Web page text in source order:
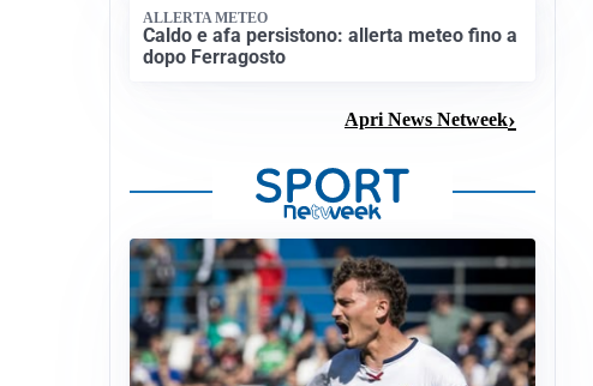
ALLERTA METEO
Caldo e afa persistono: allerta meteo fino a
dopo Ferragosto
Apri News Netweek